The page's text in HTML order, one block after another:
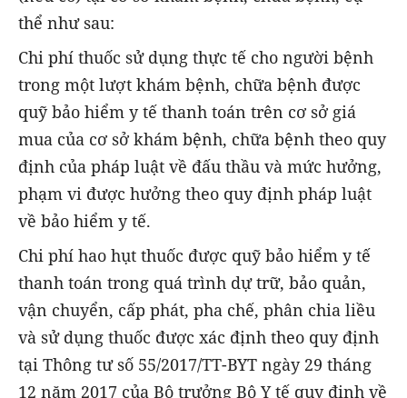
thể như sau:
Chi phí thuốc sử dụng thực tế cho người bệnh
trong một lượt khám bệnh, chữa bệnh được
quỹ bảo hiểm y tế thanh toán trên cơ sở giá
mua của cơ sở khám bệnh, chữa bệnh theo quy
định của pháp luật về đấu thầu và mức hưởng,
phạm vi được hưởng theo quy định pháp luật
về bảo hiểm y tế.
Chi phí hao hụt thuốc được quỹ bảo hiểm y tế
thanh toán trong quá trình dự trữ, bảo quản,
vận chuyển, cấp phát, pha chế, phân chia liều
và sử dụng thuốc được xác định theo quy định
tại Thông tư số 55/2017/TT-BYT ngày 29 tháng
12 năm 2017 của Bộ trưởng Bộ Y tế quy định về